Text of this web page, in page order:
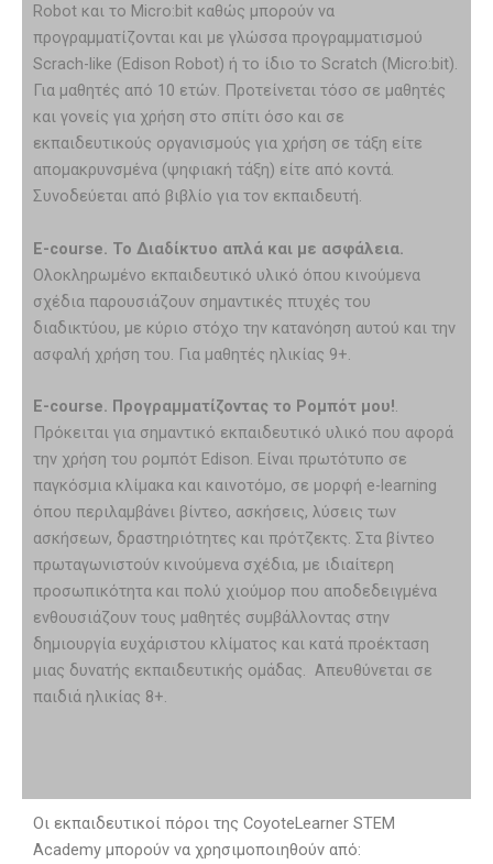
Robot και το Micro:bit καθώς μπορoύν να
προγραμματίζονται και με γλώσσα προγραμματισμού
Scrach-like (Edison Robot) ή το ίδιο το Scratch (Micro:bit).
Για μαθητές από 10 ετών. Προτείνεται τόσο σε μαθητές
και γονείς για χρήση στο σπίτι όσο και σε
εκπαιδευτικούς οργανισμούς για χρήση σε τάξη είτε
απομακρυνσμένα (ψηφιακή τάξη) είτε από κοντά.
Συνοδεύεται από βιβλίο για τον εκπαιδευτή.
E-course. Το Διαδίκτυο απλά και με ασφάλεια.
Ολοκληρωμένο εκπαιδευτικό υλικό όπου κινούμενα
σχέδια παρουσιάζουν σημαντικές πτυχές του
διαδικτύου, με κύριο στόχο την κατανόηση αυτού και την
ασφαλή χρήση του. Για μαθητές ηλικίας 9+.
E-course. Προγραμματίζοντας το Ρομπότ μου!.
Πρόκειται για σημαντικό εκπαιδευτικό υλικό που αφορά
την χρήση του ρομπότ Edison. Είναι πρωτότυπο σε
παγκόσμια κλίμακα και καινοτόμο, σε μορφή e-learning
όπου περιλαμβάνει βίντεο, ασκήσεις, λύσεις των
ασκήσεων, δραστηριότητες και πρότζεκτς. Στα βίντεο
πρωταγωνιστούν κινούμενα σχέδια, με ιδιαίτερη
προσωπικότητα και πολύ χιούμορ που αποδεδειγμένα
ενθουσιάζουν τους μαθητές συμβάλλοντας στην
δημιουργία ευχάριστου κλίματος και κατά προέκταση
μιας δυνατής εκπαιδευτικής ομάδας. Απευθύνεται σε
παιδιά ηλικίας 8+.
Οι εκπαιδευτικοί πόροι της CoyoteLearner STEM
Academy μπορούν να χρησιμοποιηθούν από: